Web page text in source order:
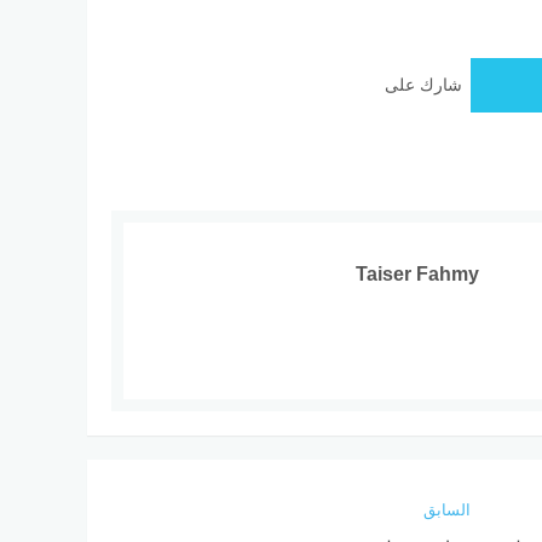
شارك على
Taiser Fahmy
السابق